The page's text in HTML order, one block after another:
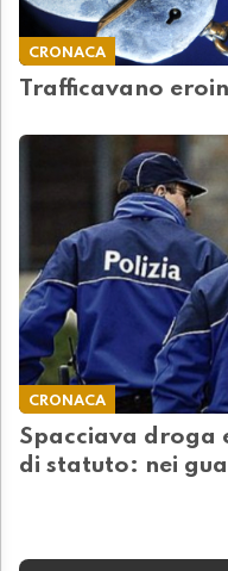
CRONACA
Trafficavano
CRONACA
Spacciava droga
di statuto: nei